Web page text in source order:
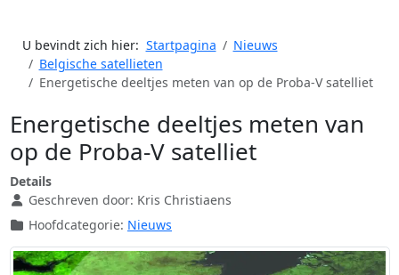
U bevindt zich hier: Startpagina
Nieuws
Belgische satellieten
Energetische deeltjes meten van op de Proba-V satelliet
Energetische deeltjes meten van
op de Proba-V satelliet
Details
Geschreven door: Kris Christiaens
Hoofdcategorie: Nieuws